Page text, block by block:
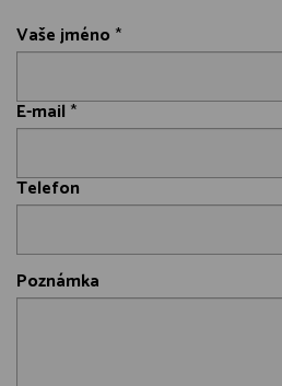
Vaše jméno *
E-mail *
Telefon
Poznámka